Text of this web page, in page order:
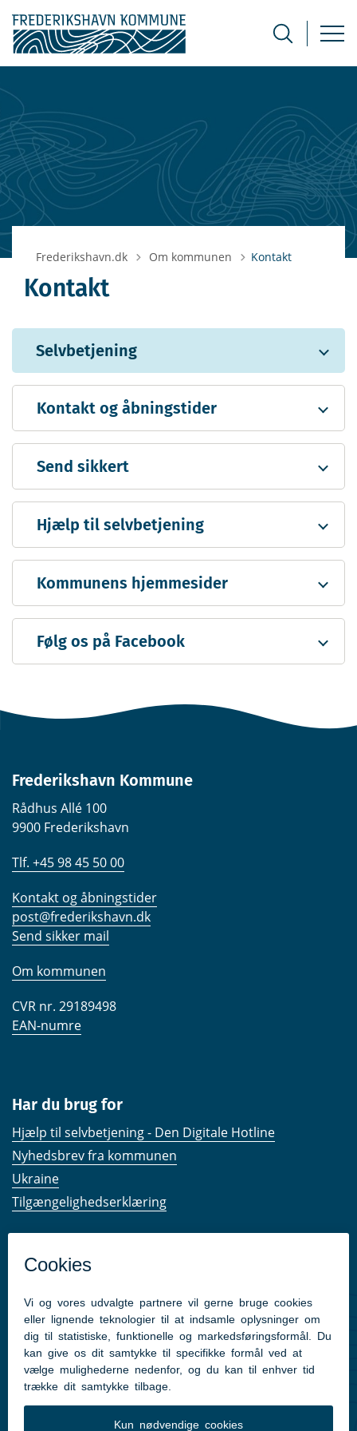
Frederikshavn.dk Tilbage til
Om kommunen Kontakt
Kontakt
Selvbetjening
Kontakt og åbningstider
Send sikkert
Hjælp til selvbetjening
Kommunens hjemmesider
Følg os på Facebook
Frederikshavn Kommune
Rådhus Allé 100
9900 Frederikshavn
Tlf. +45 98 45 50 00
Kontakt og åbningstider
post@frederikshavn.dk
Send sikker mail
Om kommunen
CVR nr. 29189498
EAN-numre
Har du brug for
Hjælp til selvbetjening - Den Digitale Hotline
Nyhedsbrev fra kommunen
Ukraine
Tilgængelighedserklæring
Følg os på Facebook
Pressekontakt
Følg med